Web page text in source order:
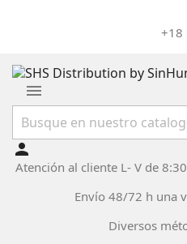
+18
menu
person
Atención al cliente L- V de
Envío 48/72 h una
Diversos